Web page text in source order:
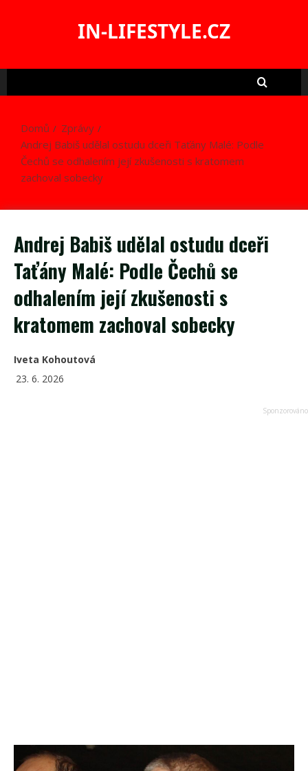
IN-LIFESTYLE.CZ
Domů
Zprávy
Andrej Babiš udělal ostudu dceři Taťány Malé: Podle
Čechů se odhalením její zkušenosti s kratomem
zachoval sobecky
Andrej Babiš udělal ostudu dceři
Taťány Malé: Podle Čechů se
odhalením její zkušenosti s
kratomem zachoval sobecky
Iveta Kohoutová
23. 6. 2026